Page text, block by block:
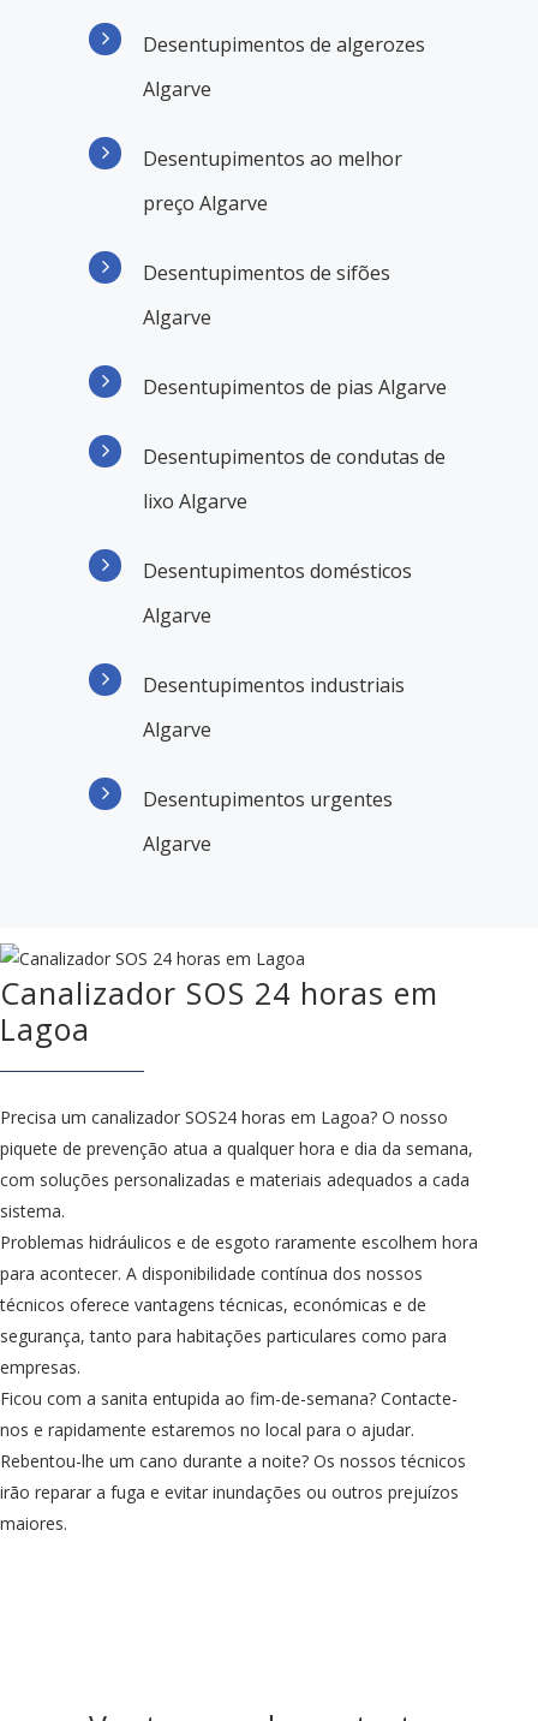
Desentupimentos de algerozes
Algarve
Desentupimentos ao melhor
preço Algarve
Desentupimentos de sifões
Algarve
Desentupimentos de pias Algarve
Desentupimentos de condutas de
lixo Algarve
Desentupimentos domésticos
Algarve
Desentupimentos industriais
Algarve
Desentupimentos urgentes
Algarve
Canalizador SOS 24 horas em
Lagoa
Precisa um canalizador SOS24 horas em Lagoa? O nosso
piquete de prevenção atua a qualquer hora e dia da semana,
com soluções personalizadas e materiais adequados a cada
sistema.
Problemas hidráulicos e de esgoto raramente escolhem hora
para acontecer. A disponibilidade contínua dos nossos
técnicos oferece vantagens técnicas, económicas e de
segurança, tanto para habitações particulares como para
empresas.
Ficou com a sanita entupida ao fim-de-semana? Contacte-
nos e rapidamente estaremos no local para o ajudar.
Rebentou-lhe um cano durante a noite? Os nossos técnicos
irão reparar a fuga e evitar inundações ou outros prejuízos
maiores.